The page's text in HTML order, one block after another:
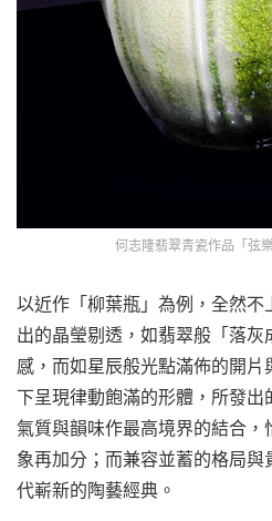
何志隆翡翠青瓷作品「弦
以近作「柳葉瓶」為例，全然
出的晶瑩剔透，如翡翠般「落
感，而如星辰般光點滿佈的開
下呈現律動飽滿的形體，所發
氣質與韻味作最高境界的結合
象再加分；而兼容並蓄的格局
代嶄新的陶藝經典。